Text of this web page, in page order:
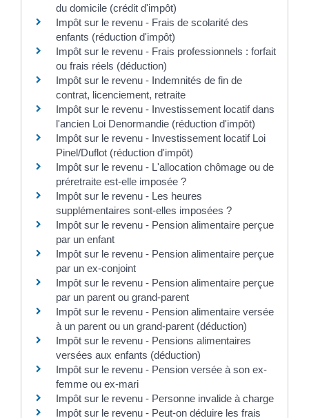
du domicile (crédit d'impôt)
Impôt sur le revenu - Frais de scolarité des
enfants (réduction d'impôt)
Impôt sur le revenu - Frais professionnels : forfait
ou frais réels (déduction)
Impôt sur le revenu - Indemnités de fin de
contrat, licenciement, retraite
Impôt sur le revenu - Investissement locatif dans
l'ancien Loi Denormandie (réduction d'impôt)
Impôt sur le revenu - Investissement locatif Loi
Pinel/Duflot (réduction d'impôt)
Impôt sur le revenu - L'allocation chômage ou de
préretraite est-elle imposée ?
Impôt sur le revenu - Les heures
supplémentaires sont-elles imposées ?
Impôt sur le revenu - Pension alimentaire perçue
par un enfant
Impôt sur le revenu - Pension alimentaire perçue
par un ex-conjoint
Impôt sur le revenu - Pension alimentaire perçue
par un parent ou grand-parent
Impôt sur le revenu - Pension alimentaire versée
à un parent ou un grand-parent (déduction)
Impôt sur le revenu - Pensions alimentaires
versées aux enfants (déduction)
Impôt sur le revenu - Pension versée à son ex-
femme ou ex-mari
Impôt sur le revenu - Personne invalide à charge
Impôt sur le revenu - Peut-on déduire les frais